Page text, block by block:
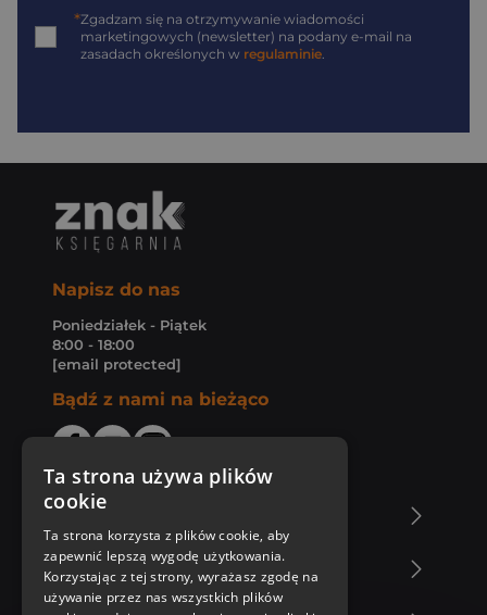
*Zgadzam się na otrzymywanie wiadomości
marketingowych (newsletter) na podany e-mail na
zasadach określonych w regulaminie.
Napisz do nas
Poniedziałek - Piątek
8:00 - 18:00
[email protected]
Bądź z nami na bieżąco
Zakupy u nas
Ta strona używa plików
cookie
Ta strona korzysta z plików cookie, aby
zapewnić lepszą wygodę użytkowania.
Korzystając z tej strony, wyrażasz zgodę na
używanie przez nas wszystkich plików